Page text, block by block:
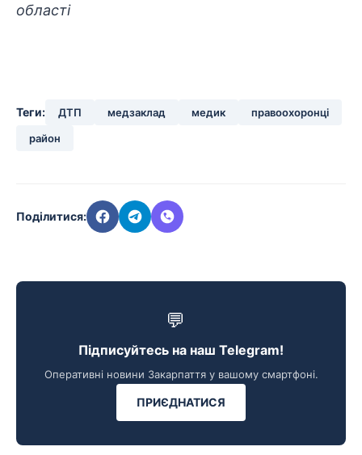
області
Теги: ДТП медзаклад медик
правоохоронці
район
Поділитися:
💬
Підписуйтесь на наш Telegram!
Оперативні новини Закарпаття у вашому смартфоні.
ПРИЄДНАТИСЯ